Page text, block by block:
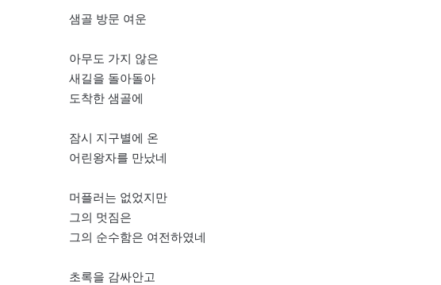
샘골 방문 여운
아무도 가지 않은
새길을 돌아돌아
도착한 샘골에
잠시 지구별에 온
어린왕자를 만났네
머플러는 없었지만
그의 멋짐은
그의 순수함은 여전하였네
초록을 감싸안고